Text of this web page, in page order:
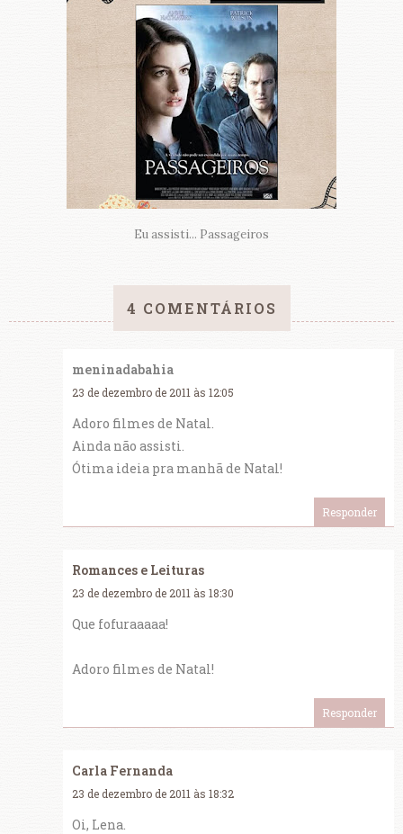
Eu assisti... Passageiros
4 COMENTÁRIOS
meninadabahia
23 de dezembro de 2011 às 12:05
Adoro filmes de Natal.
Ainda não assisti.
Ótima ideia pra manhã de Natal!
Responder
Romances e Leituras
23 de dezembro de 2011 às 18:30
Que fofuraaaaa!
Adoro filmes de Natal!
Responder
Carla Fernanda
23 de dezembro de 2011 às 18:32
Oi, Lena.